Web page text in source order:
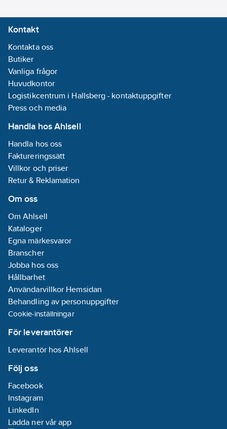
Kontakt
Kontakta oss
Butiker
Vanliga frågor
Huvudkontor
Logistikcentrum i Hallsberg - kontaktuppgifter
Press och media
Handla hos Ahlsell
Handla hos oss
Faktureringssätt
Villkor och priser
Retur & Reklamation
Om oss
Om Ahlsell
Kataloger
Egna märkesvaror
Branscher
Jobba hos oss
Hållbarhet
Användarvillkor Hemsidan
Behandling av personuppgifter
Cookie-inställningar
För leverantörer
Leverantör hos Ahlsell
Följ oss
Facebook
Instagram
LinkedIn
Ladda ner vår app